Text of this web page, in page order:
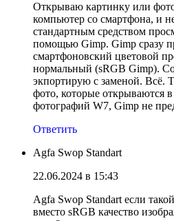
Открываю картинку или
компьютер со смартфона, и
стандартным средством
помощью Gimp. Gimp сразу
смартфоновский цветовой
нормальный (sRGB Gimp).
экпортирую с заменой. Всё.
фото, которые открываются
фотографий W7, Gimp не
Ответить
Agfa Swop Standart
22.06.2024 в 15:43
Agfa Swop Standart если
вместо sRGB качество